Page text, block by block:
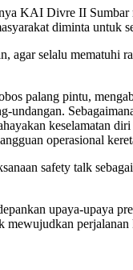
KAI Divre II Sumbar
diminta untuk
agar selalu mematuhi
palang pintu,
undangan.
keselamatan
operasional
safety talk
upaya-upaya